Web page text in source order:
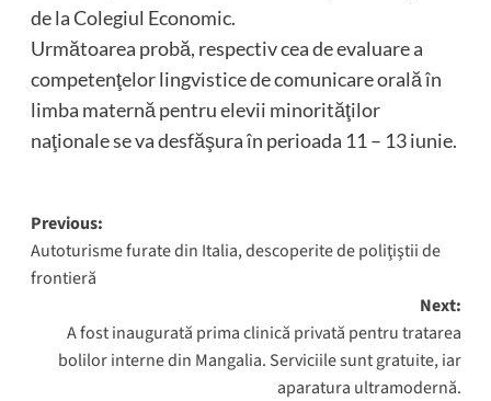
de la Colegiul Economic.
Următoarea probă, respectiv cea de evaluare a
competenţelor lingvistice de comunicare orală în
limba maternă pentru elevii minorităţilor
naţionale se va desfăşura în perioada 11 – 13 iunie.
Post
navigation
Previous:
Autoturisme furate din Italia, descoperite de poliţiştii de
frontieră
Next:
A fost inaugurată prima clinică privată pentru tratarea
bolilor interne din Mangalia. Serviciile sunt gratuite, iar
aparatura ultramodernă.